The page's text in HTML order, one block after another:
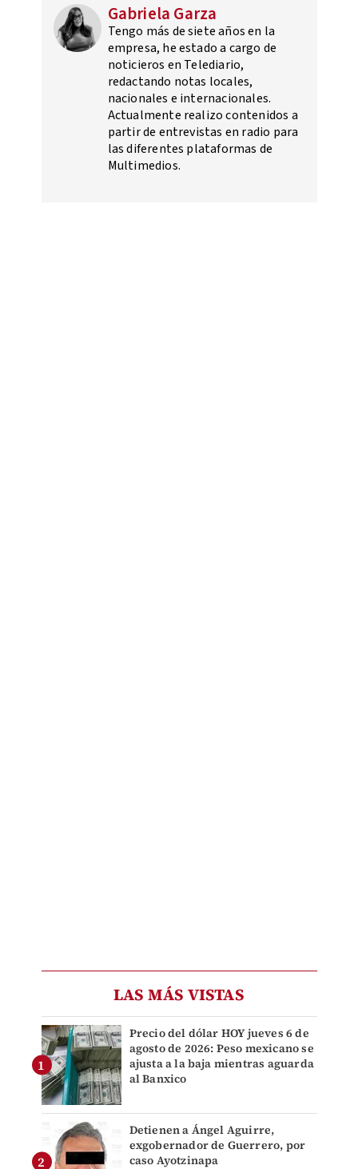
Gabriela Garza
Tengo más de siete años en la
empresa, he estado a cargo de
noticieros en Telediario,
redactando notas locales,
nacionales e internacionales.
Actualmente realizo contenidos a
partir de entrevistas en radio para
las diferentes plataformas de
Multimedios.
LAS MÁS VISTAS
Precio del dólar HOY jueves 6 de
agosto de 2026: Peso mexicano se
ajusta a la baja mientras aguarda
al Banxico
Detienen a Ángel Aguirre,
exgobernador de Guerrero, por
caso Ayotzinapa